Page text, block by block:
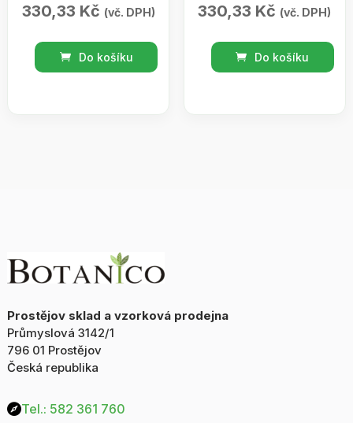
330,33 Kč (vč. DPH)
Sada
Růže
Do košíku
330,33 Kč (vč. DPH)
Sada
Oliva
Do košíku
Prostějov sklad a vzorková prodejna
Průmyslová 3142/1
796 01 Prostějov
Česká republika
Tel.: 582 361 760